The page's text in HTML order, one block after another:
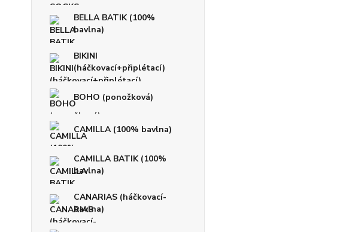
BELLA BATIK (100%
bavlna)
BIKINI
(háčkovací+připlétací)
BOHO (ponožková)
CAMILLA (100% bavlna)
CAMILLA BATIK (100%
bavlna)
CANARIAS (háčkovací-
bavlna)